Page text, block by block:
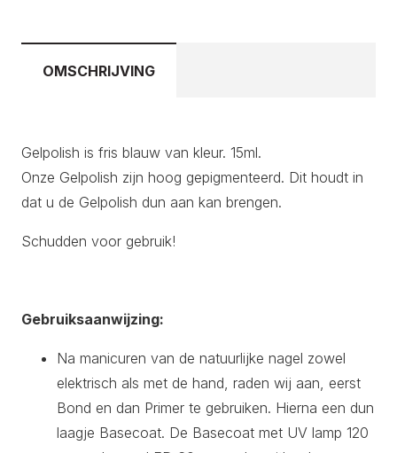
OMSCHRIJVING
Gelpolish is fris blauw van kleur. 15ml.
Onze Gelpolish zijn hoog gepigmenteerd. Dit houdt in
dat u de Gelpolish dun aan kan brengen.
Schudden voor gebruik!
Gebruiksaanwijzing:
Na manicuren van de natuurlijke nagel zowel
elektrisch als met de hand, raden wij aan, eerst
Bond en dan Primer te gebruiken. Hierna een dun
laagje Basecoat. De Basecoat met UV lamp 120